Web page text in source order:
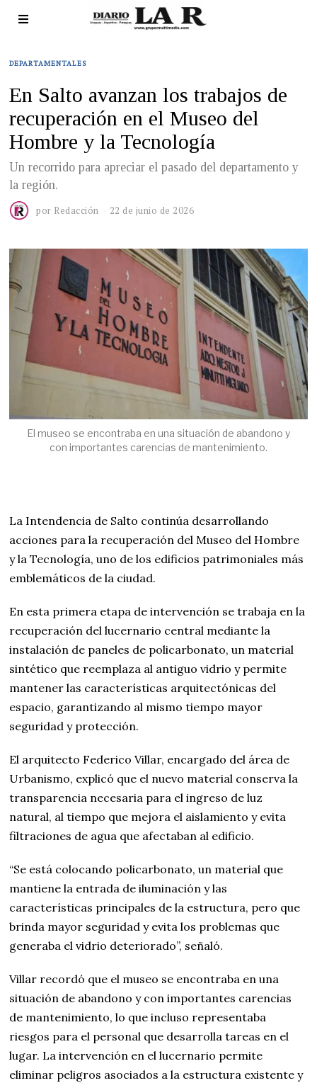
DEPARTAMENTALES
En Salto avanzan los trabajos de
recuperación en el Museo del
Hombre y la Tecnología
Un recorrido para apreciar el pasado del departamento y
la región.
por Redacción 22 de junio de 2026
El museo se encontraba en una situación de abandono y
con importantes carencias de mantenimiento.
La Intendencia de Salto continúa desarrollando
acciones para la recuperación del Museo del Hombre
y la Tecnología, uno de los edificios patrimoniales más
emblemáticos de la ciudad.
En esta primera etapa de intervención se trabaja en la
recuperación del lucernario central mediante la
instalación de paneles de policarbonato, un material
sintético que reemplaza al antiguo vidrio y permite
mantener las características arquitectónicas del
espacio, garantizando al mismo tiempo mayor
seguridad y protección.
El arquitecto Federico Villar, encargado del área de
Urbanismo, explicó que el nuevo material conserva la
transparencia necesaria para el ingreso de luz
natural, al tiempo que mejora el aislamiento y evita
filtraciones de agua que afectaban al edificio.
“Se está colocando policarbonato, un material que
mantiene la entrada de iluminación y las
características principales de la estructura, pero que
brinda mayor seguridad y evita los problemas que
generaba el vidrio deteriorado”, señaló.
Villar recordó que el museo se encontraba en una
situación de abandono y con importantes carencias
de mantenimiento, lo que incluso representaba
riesgos para el personal que desarrolla tareas en el
lugar. La intervención en el lucernario permite
eliminar peligros asociados a la estructura existente y